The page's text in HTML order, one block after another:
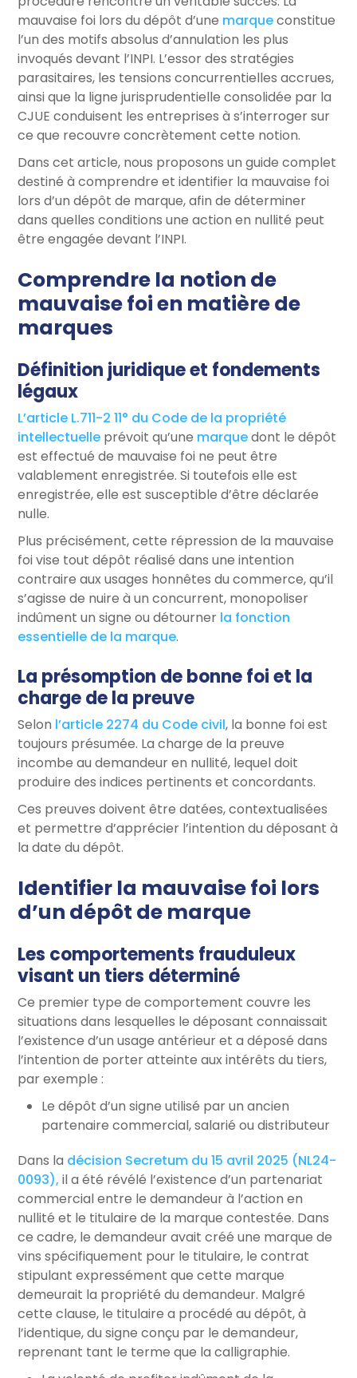
mauvaise foi lors du dépôt d’une marqueconstitue
l’un des motifs absolus d’annulation les plus
invoqués devant l’INPI. L’essor des stratégies
parasitaires, les tensions concurrentielles accrues,
ainsi que la ligne jurisprudentielle consolidée par la
CJUE conduisent les entreprises à s’interroger sur
ce que recouvre concrètement cette notion.
Dans cet article, nous proposons un guide complet
destiné à comprendre et identifier la mauvaise foi
lors d’un dépôt de marque, afin de déterminer
dans quelles conditions une action en nullité peut
être engagée devant l’INPI.
Comprendre la notion de
mauvaise foi en matière de
marques
Définition juridique et fondements
légaux
L’article L.711-2 11° du Code de la propriété
intellectuelle prévoit qu’une marquedont le dépôt
est effectué de mauvaise foi ne peut être
valablement enregistrée. Si toutefois elle est
enregistrée, elle est susceptible d’être déclarée
nulle.
Plus précisément, cette répression de la mauvaise
foi vise tout dépôt réalisé dans une intention
contraire aux usages honnêtes du commerce, qu’il
s’agisse de nuire à un concurrent, monopoliser
indûment un signe ou détourner la fonction
essentielle de la marque.
La présomption de bonne foi et la
charge de la preuve
Selon l’article 2274 du Code civil, la bonne foi est
toujours présumée. La charge de la preuve
incombe au demandeur en nullité, lequel doit
produire des indices pertinents et concordants.
Ces preuves doivent être datées, contextualisées
et permettre d’apprécier l’intention du déposant à
la date du dépôt.
Identifier la mauvaise foi lors
d’un dépôt de marque
Les comportements frauduleux
visant un tiers déterminé
Ce premier type de comportement couvre les
situations dans lesquelles le déposant connaissait
l’existence d’un usage antérieur et a déposé dans
l’intention de porter atteinte aux intérêts du tiers,
par exemple :
Le dépôt d’un signe utilisé par un ancien
partenaire commercial, salarié ou distributeur
Dans la décision Secretum du 15 avril 2025 (NL24-
0093), il a été révélé l’existence d’un partenariat
commercial entre le demandeur à l’action en
nullité et le titulaire de la marque contestée. Dans
ce cadre, le demandeur avait créé une marque de
vins spécifiquement pour le titulaire, le contrat
stipulant expressément que cette marque
demeurait la propriété du demandeur. Malgré
cette clause, le titulaire a procédé au dépôt, à
l’identique, du signe conçu par le demandeur,
reprenant tant le terme que la calligraphie.